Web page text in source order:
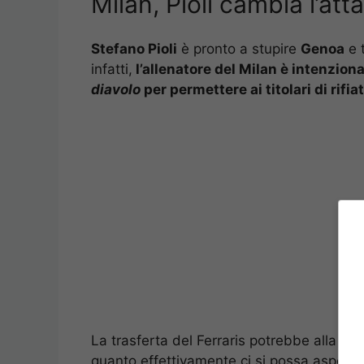
Stefano Pioli è pronto a stupire Genoa e
infatti, l’allenatore del Milan è
diavolo per permettere ai titolari di
La trasferta del Ferraris potrebbe alla
quanto effettivamente ci si possa